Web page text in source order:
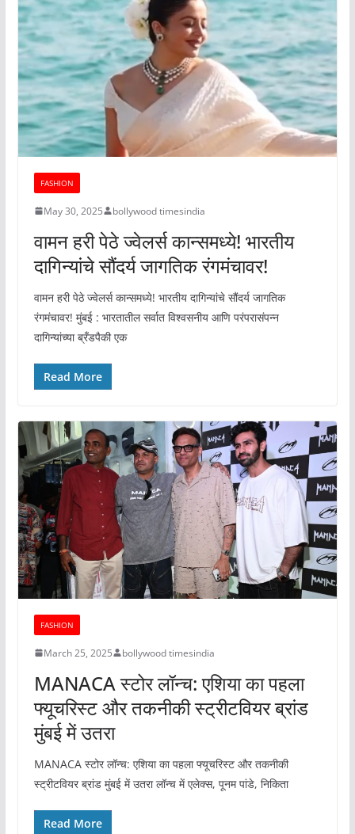
FASHION
May 30, 2025 bollywood timesindia
वामन हरी पेठे ज्वेलर्स कान्समध्ये! भारतीय
दागिन्यांचे सौंदर्य जागतिक रंगमंचावर!
वामन हरी पेठे ज्वेलर्स कान्समध्ये! भारतीय दागिन्यांचे सौंदर्य जागतिक
रंगमंचावर! मुंबई : भारतातील सर्वात विश्वसनीय आणि परंपरासंपन्न
दागिन्यांच्या ब्रँडपैकी एक
Read More
FASHION
March 25, 2025 bollywood timesindia
MANACA स्टोर लॉन्च: एशिया का पहला
फ्यूचरिस्ट और तकनीकी स्ट्रीटवियर ब्रांड
मुंबई में उतरा
MANACA स्टोर लॉन्च: एशिया का पहला फ्यूचरिस्ट और तकनीकी
स्ट्रीटवियर ब्रांड मुंबई में उतरा लॉन्च में एलेक्स, पूनम पांडे, निकिता
Read More